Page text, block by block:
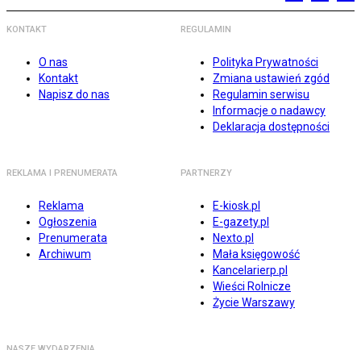
KONTAKT
O nas
Kontakt
Napisz do nas
REGULAMIN
Polityka Prywatności
Zmiana ustawień zgód
Regulamin serwisu
Informacje o nadawcy
Deklaracja dostępności
REKLAMA I PRENUMERATA
Reklama
Ogłoszenia
Prenumerata
Archiwum
PARTNERZY
E-kiosk.pl
E-gazety.pl
Nexto.pl
Mała księgowość
Kancelarierp.pl
Wieści Rolnicze
Życie Warszawy